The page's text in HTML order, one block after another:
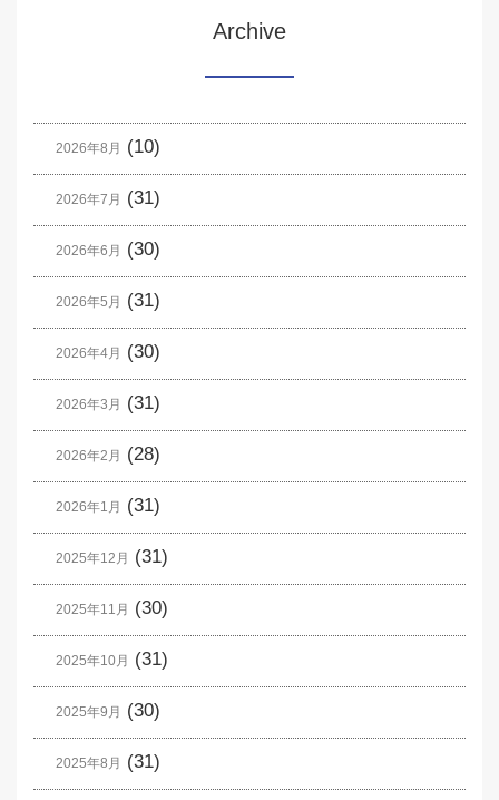
Archive
2026年8月 (10)
2026年7月 (31)
2026年6月 (30)
2026年5月 (31)
2026年4月 (30)
2026年3月 (31)
2026年2月 (28)
2026年1月 (31)
2025年12月 (31)
2025年11月 (30)
2025年10月 (31)
2025年9月 (30)
2025年8月 (31)